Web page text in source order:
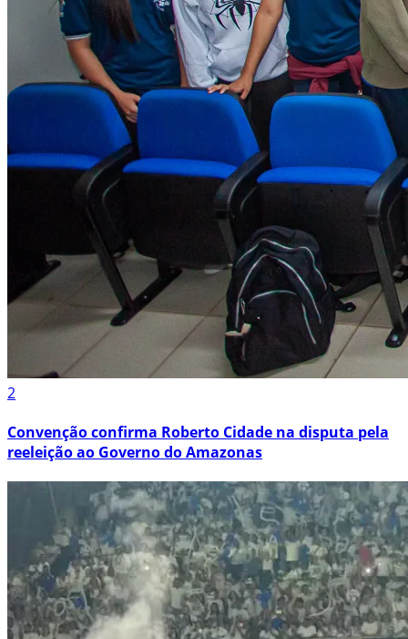
2
Convenção confirma Roberto Cidade na disputa pela
reeleição ao Governo do Amazonas